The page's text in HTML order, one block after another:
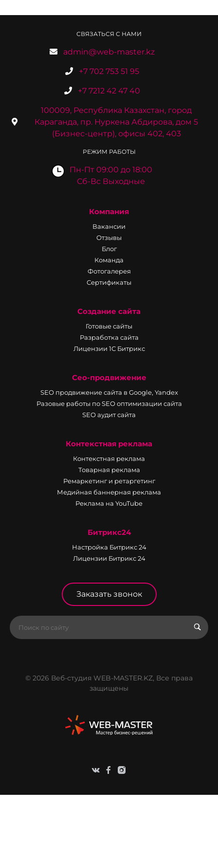
СВЯЗАТЬСЯ С НАМИ
admin@web-master.kz
+7 702 753 51 95
+7 7212 42 47 40
100009, Республика Казахстан, город
Караганда, пр. Нуркена Абдирова, дом 5
(Бизнес-центр), офисы 402, 403
РЕЖИМ РАБОТЫ
Пн-Пт 09:00 до 18:00
Сб-Вс Выходные
Компания
Вакансии
Отзывы
Блог
Команда
Фотогалерея
Сертификаты
Создание сайта
Готовые сайты
Разработка сайта
Лицензии 1С Битрикс
Сео-продвижение
SEO продвижение сайта в Google, Yandex
Разовые работы по SEO оптимизации сайта
SEO аудит сайта
Контекстная реклама
Контекстная реклама
Товарная реклама
Ремаркетинг и ретаргетинг
Медийная баннерная реклама
Реклама на YouTube
Битрикс24
Настройка Битрикс 24
Лицензии Битрикс 24
Заказать звонок
© 2026 Веб-студия WEB-MASTER.KZ, Все права
защищены